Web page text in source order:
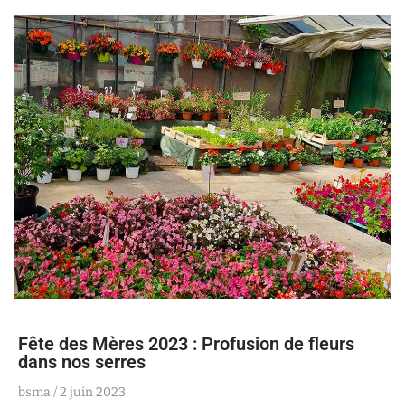
Fête des Mères 2023 : Profusion de fleurs
dans nos serres
bsma 2 juin 2023